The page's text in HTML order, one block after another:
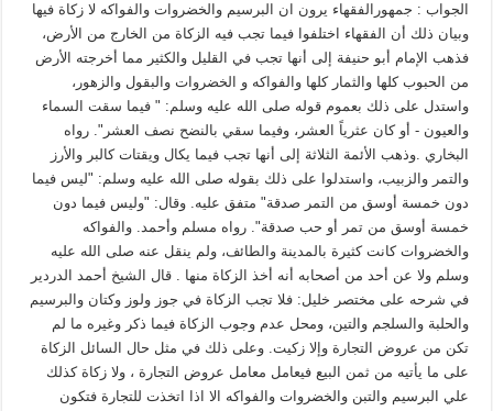
الجواب : جمهورالفقهاء يرون ان البرسيم والخضروات والفواكه لا زكاة فيها
وبيان ذلك أن الفقهاء اختلفوا فيما تجب فيه الزكاة من الخارج من الأرض،
فذهب الإمام أبو حنيفة إلى أنها تجب في القليل والكثير مما أخرجته الأرض
من الحبوب كلها والثمار كلها والفواكه و الخضروات والبقول والزهور،
واستدل على ذلك بعموم قوله صلى الله عليه وسلم: " فيما سقت السماء
والعيون - أو كان عثرياً العشر، وفيما سقي بالنضح نصف العشر". رواه
البخاري .وذهب الأئمة الثلاثة إلى أنها تجب فيما يكال ويقتات كالبر والأرز
والتمر والزبيب، واستدلوا على ذلك بقوله صلى الله عليه وسلم: "ليس فيما
دون خمسة أوسق من التمر صدقة" متفق عليه. وقال: "وليس فيما دون
خمسة أوسق من تمر أو حب صدقة". رواه مسلم وأحمد. والفواكه
والخضروات كانت كثيرة بالمدينة والطائف، ولم ينقل عنه صلى الله عليه
وسلم ولا عن أحد من أصحابه أنه أخذ الزكاة منها . قال الشيخ أحمد الدردير
في شرحه على مختصر خليل: فلا تجب الزكاة في جوز ولوز وكتان والبرسيم
والحلبة والسلجم والتين، ومحل عدم وجوب الزكاة فيما ذكر وغيره ما لم
تكن من عروض التجارة وإلا زكيت. وعلى ذلك في مثل حال السائل الزكاة
على ما يأتيه من ثمن البيع فيعامل معامل عروض التجارة ، ولا زكاة كذلك
علي البرسيم والتبن والخضروات والفواكه الا اذا اتخذت للتجارة فتكون